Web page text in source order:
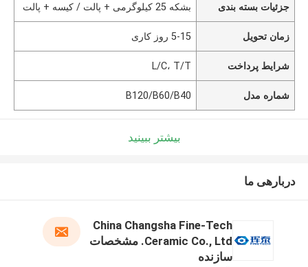
جزئیات بسته بندی بشکه 25 کیلوگرمی + پالت / کیسه + پالت
زمان تحویل 5-15 روز کاری
شرایط پرداخت L/C، T/T
شماره مدل B120/B60/B40
بیشتر ببینید
دربارهی ما
China Changsha Fine-Tech
Ceramic Co., Ltd. مشخصات
سازنده